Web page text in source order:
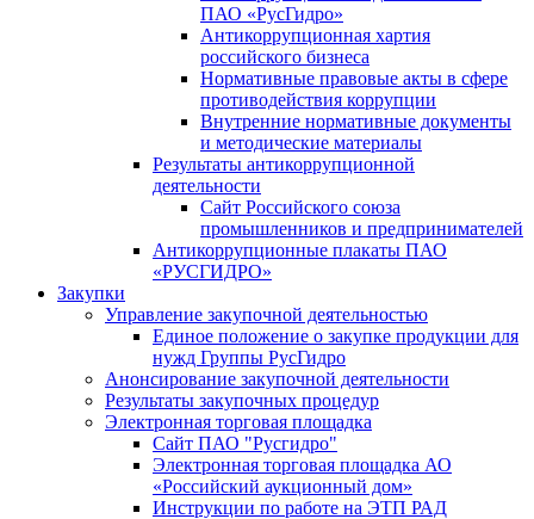
ПАО «РусГидро»
Антикоррупционная хартия
российского бизнеса
Нормативные правовые акты в сфере
противодействия коррупции
Внутренние нормативные документы
и методические материалы
Результаты антикоррупционной
деятельности
Сайт Российского союза
промышленников и предпринимателей
Антикоррупционные плакаты ПАО
«РУСГИДРО»
Закупки
Управление закупочной деятельностью
Единое положение о закупке продукции для
нужд Группы РусГидро
Анонсирование закупочной деятельности
Результаты закупочных процедур
Электронная торговая площадка
Сайт ПАО "Русгидро"
Электронная торговая площадка АО
«Российский аукционный дом»
Инструкции по работе на ЭТП РАД